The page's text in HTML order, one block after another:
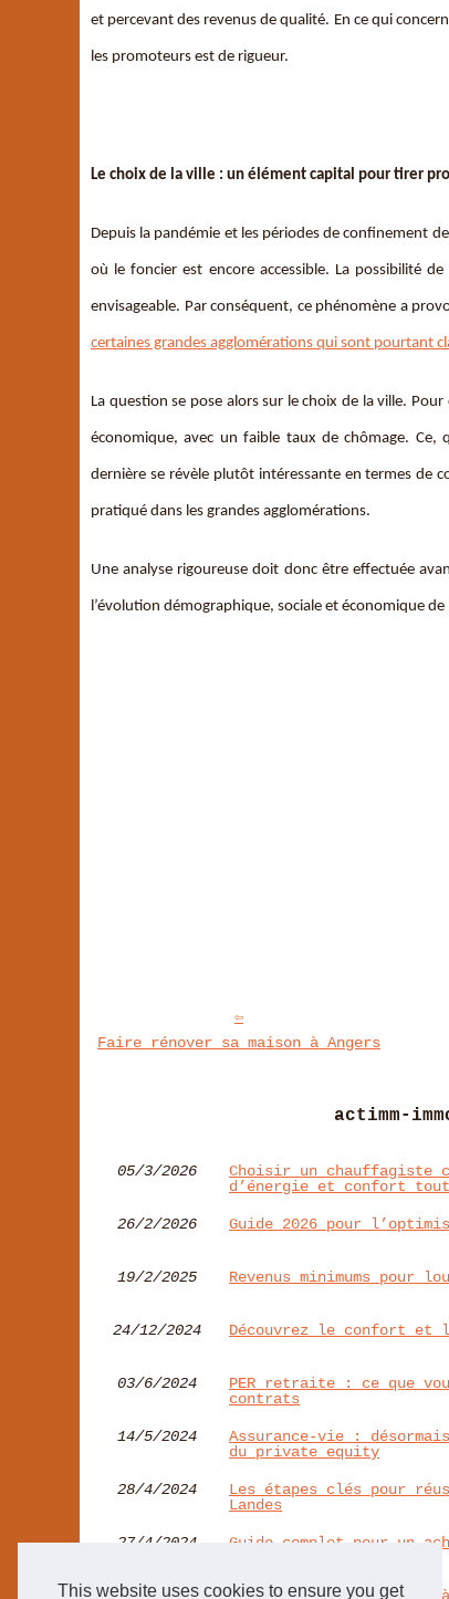
This website uses cookies to ensure you get
et percevant des revenus de qualité. En ce qui
les promoteurs est de rigueur.
Le choix de la ville : un élément capital pour tirer
Depuis la pandémie et les périodes de confinement
où le foncier est encore accessible. La possibilité
envisageable. Par conséquent, ce phénomène a
certaines grandes agglomérations qui sont pourtant
La question se pose alors sur le choix de la ville.
économique, avec un faible taux de chômage. Ce,
dernière se révèle plutôt intéressante en termes de
pratiqué dans les grandes agglomérations.
Une analyse rigoureuse doit donc être effectuée
l’évolution démographique, sociale et économique de
Faire rénover sa maison à Angers
actimm-
05/3/2026
Choisir un chauffagiste
d’énergie et confort
26/2/2026 Guide 2026 pour
19/2/2025 Revenus minimums pour
24/12/2024 Découvrez le confort et
03/6/2024
PER retraite : ce que
contrats
14/5/2024
Assurance-vie :
du private equity
28/4/2024
Les étapes clés pour
Landes
27/4/2024 Guide complet pour un